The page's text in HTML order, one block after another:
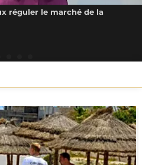
réguler le marché de la